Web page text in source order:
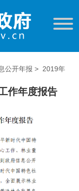
公开年报 > 2019年
作年度报告